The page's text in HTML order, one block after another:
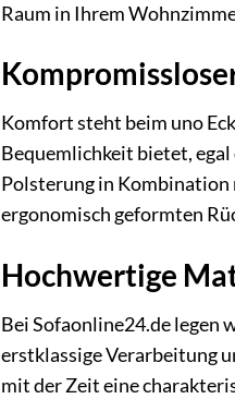
Raum in Ihrem
Komfort steht beim uno
Bequemlichkeit bietet, egal
Polsterung in
ergonomisch geformten
Hochwertige
Bei Sofaonline24.de legen
erstklassige Verarbeitung
mit der Zeit eine